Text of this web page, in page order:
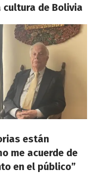
de Bolivia
están
me acuerde de
en el público”